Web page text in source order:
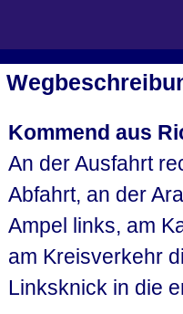
Kommend aus
An der Ausfahrt
Abfahrt, an der
Ampel links, am
am Kreisverkehr
Linksknick in die